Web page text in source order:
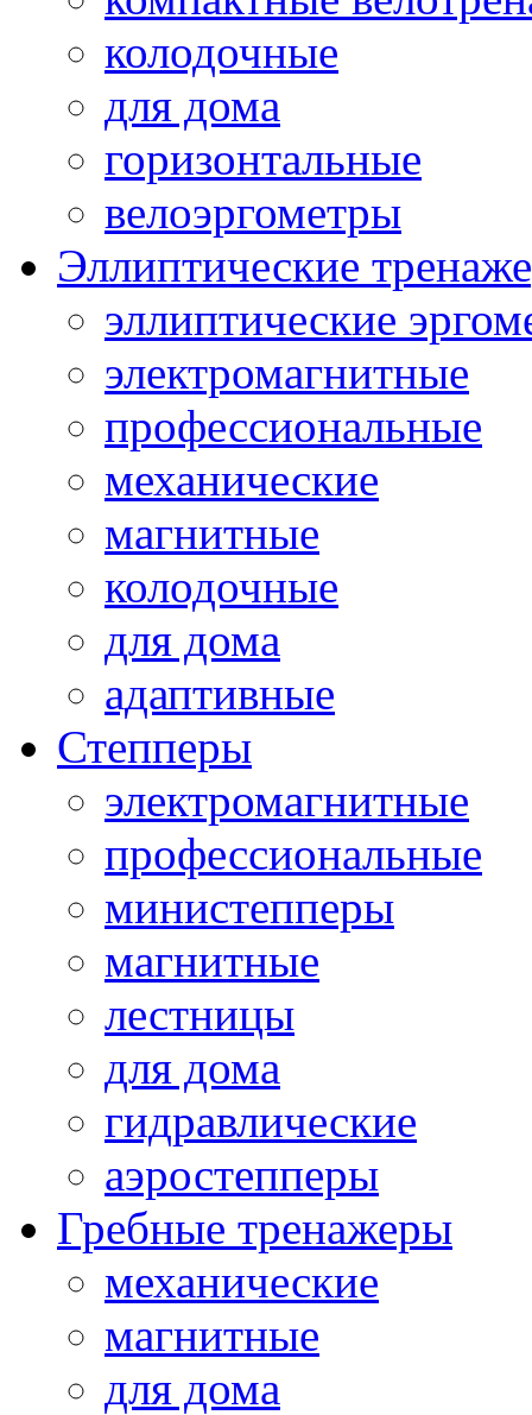
колодочные
для дома
горизонтальные
велоэргометры
Эллиптические
эллиптические
электромагнитные
профессиональные
механические
магнитные
колодочные
для дома
адаптивные
Степперы
электромагнитные
профессиональные
министепперы
магнитные
лестницы
для дома
гидравлические
аэростепперы
Гребные тренажеры
механические
магнитные
для дома